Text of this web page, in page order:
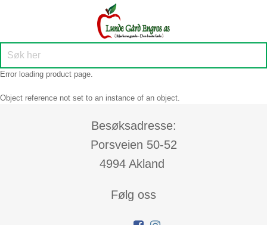
Error loading product page.
Object reference not set to an instance of an object.
Besøksadresse:
Porsveien 50-52
4994 Akland
Følg oss